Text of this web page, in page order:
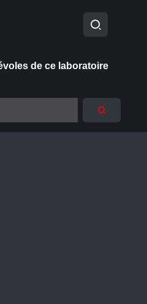
de ce laboratoire